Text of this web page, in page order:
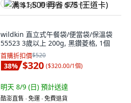
满 $1,500 再省 $75 (王道卡)
wildkin 直立式午餐袋/便當袋/保溫袋
55523 3歲以上 200g, 黑鑽菱格, 1個
首購折扣價$520
38% $320 ($320.00/1個)
明天 8/9 (日) 預計送達
酷澎直售 ∙ 免運 ∙ 免費退貨